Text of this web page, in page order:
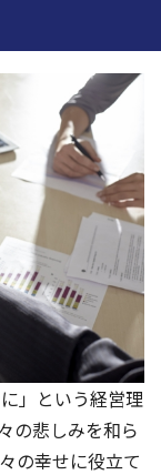
」という経営理
の悲しみを和ら
の幸せに役立て